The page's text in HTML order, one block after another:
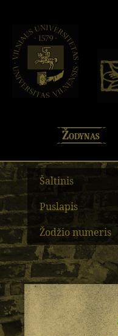
Žodynas
Šaltinis
Puslapis
Žodžio numeris